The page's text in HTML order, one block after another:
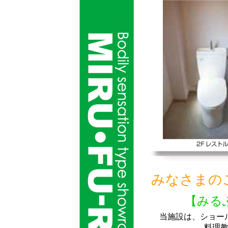
みなさまの
【み
当施設は、ショー